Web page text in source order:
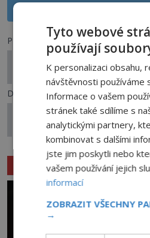
Předchozí článek
Záhada protáhlých lebek:
symbol vesmírných
Další článek
Simpsonovi a jejich
budoucnosti?
Související články
Tyto webové
používají
K personalizaci obsahu,
návštěvnosti používáme
Informace o vašem
stránek také sdílíme s
analytickými partnery,
kombinovat s dalšími
jste jim poskytli nebo
vašem používání jejich
informací
ZOBRAZIT VŠECHNY
→